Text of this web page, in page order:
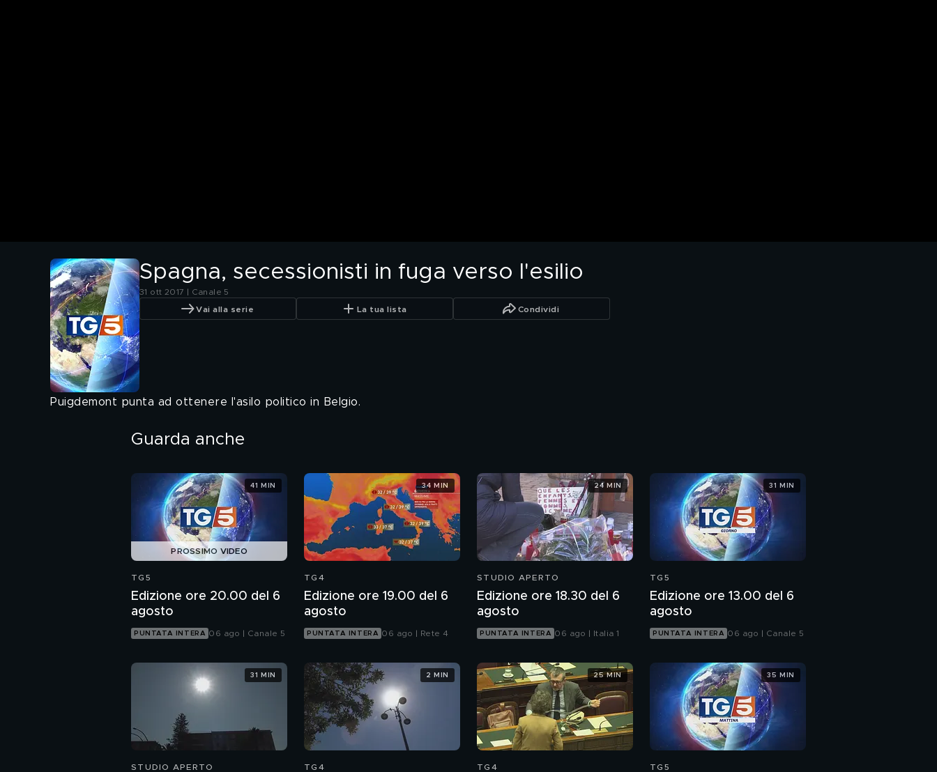
Spagna, secessionisti in fuga verso l'esilio
31 ott 2017 | Canale 5
Vai alla serie La tua lista Condividi
Puigdemont punta ad ottenere l'asilo politico in Belgio.
Guarda anche
PROSSIMO VIDEO
TG5
Edizione ore 20.00 del 6
agosto
PUNTATA INTERA 06 ago | Canale 5
41 MIN
TG4
Edizione ore 19.00 del 6
agosto
PUNTATA INTERA 06 ago | Rete 4
34 MIN
STUDIO APERTO
Edizione ore 18.30 del 6
agosto
PUNTATA INTERA 06 ago | Italia 1
24 MIN
TG5
Edizione ore 13.00 del 6
agosto
PUNTATA INTERA 06 ago | Canale 5
31 MIN
STUDIO APERTO
31 MIN
TG4
2 MIN
TG4
25 MIN
TG5
35 MIN